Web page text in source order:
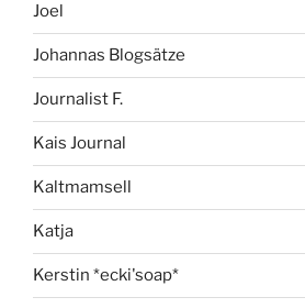
Joel
Johannas Blogsätze
Journalist F.
Kais Journal
Kaltmamsell
Katja
Kerstin *ecki'soap*